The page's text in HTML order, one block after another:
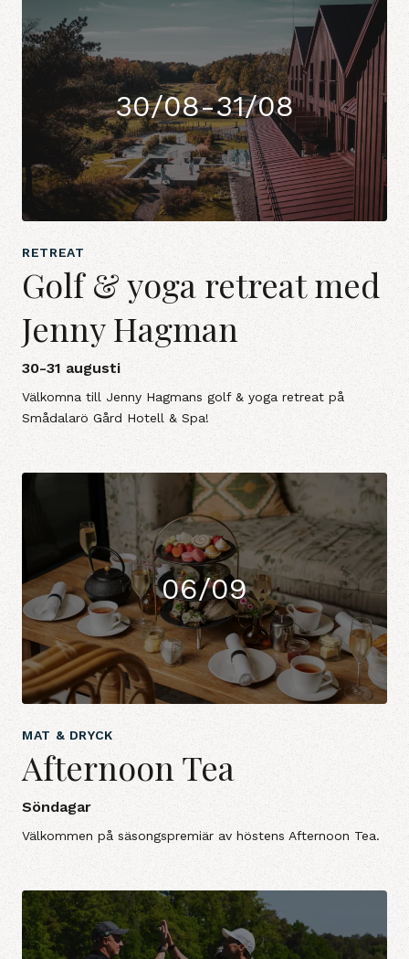
30/08-31/08
RETREAT
Golf & yoga retreat med
Jenny Hagman
30-31 augusti
Välkomna till Jenny Hagmans golf & yoga retreat på
Smådalarö Gård Hotell & Spa!
06/09
MAT & DRYCK
Afternoon Tea
Söndagar
Välkommen på säsongspremiär av höstens Afternoon Tea.